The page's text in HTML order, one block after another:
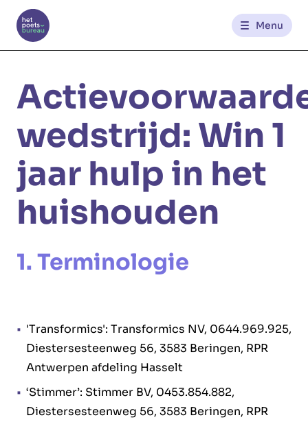
Menu
Glowi Jobs Het Poetsbureau
FR
Klantenzone
wedstrijd: Win 1
jaar hulp in het
huishouden
1. Terminologie
'Transformics': Transformics NV, 0644.969.925,
Diestersesteenweg 56, 3583 Beringen, RPR
Antwerpen afdeling Hasselt
‘Stimmer’: Stimmer BV, 0453.854.882,
Diestersesteenweg 56, 3583 Beringen, RPR